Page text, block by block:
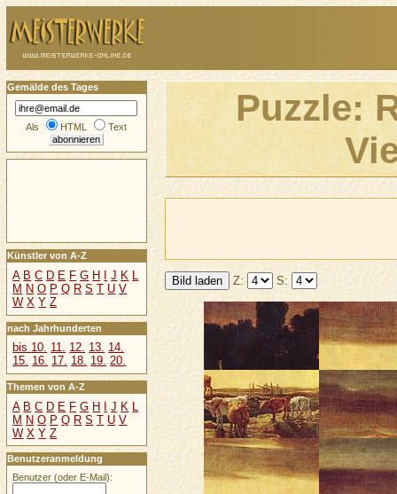
Puzzle:
Z: S:
Gemälde des Tages
Als HTML Text
Künstler von A-Z
A B C D E F G H J K L
M N O P Q R S T U V
W X Y Z
nach Jahrhunderten
bis 10. 11. 12. 13. 14.
15. 16. 17. 18. 19. 20.
Themen von A-Z
A B C D E F G H I J K L
M N O P Q R S T U V
W X Y Z
Benutzeranmeldung
Benutzer (oder E-Mail):